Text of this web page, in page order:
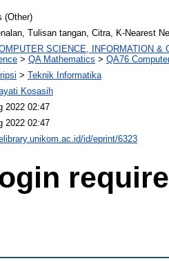
(Other)
Tulisan tangan, Citra, K-Nearest
SCIENCE, INFORMATION &
> QA Mathematics > QA76
> Teknik Informatika
Kosasih
2022 02:47
2022 02:47
id/eprint/6323